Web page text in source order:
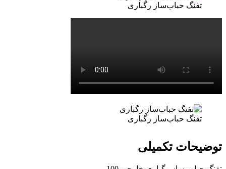
تفنگ حباب‌ساز رگباری
تفنگ حباب‌ساز رگباری
توضیحات تکمیلی